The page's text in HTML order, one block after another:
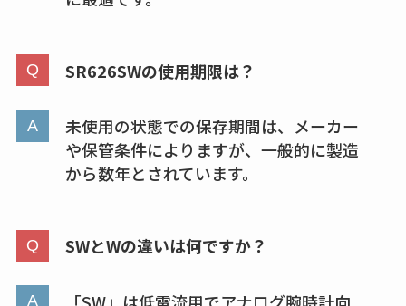
ズで買える？楽天や
売店も調査
エッセンシャルフラ
ットが廃盤？なぜ？
売ってるか・代替品
など解説
SR626SWの使用期限は？
未使用の状態での保存期間は、メーカー
や保管条件によりますが、一般的に製造
から数年とされています。
SWとWの違いは何ですか？